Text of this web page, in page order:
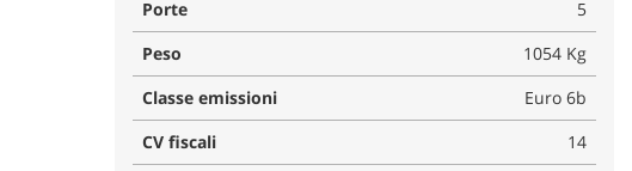
Porte
5
Peso
1054 Kg
Classe emissioni
Euro 6b
CV fiscali
14